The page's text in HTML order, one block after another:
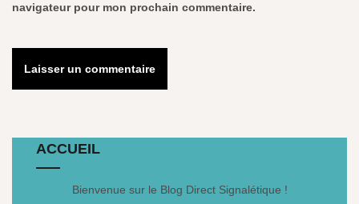
navigateur pour mon prochain commentaire.
ACCUEIL
Bienvenue sur le Blog Direct Signalétique !